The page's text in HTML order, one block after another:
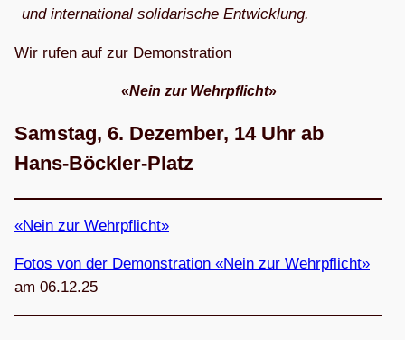
und inter­na­tio­nal soli­da­ri­sche Entwicklung.
Wir rufen auf zur Demonstration
«Nein zur Wehr­pflicht»
Sams­tag, 6. Dezem­ber, 14 Uhr ab
Hans-Böckler-Platz
«Nein zur Wehrpflicht»
Fotos von der Demons­tra­tion «Nein zur Wehr­pflicht»
am 06.12.25